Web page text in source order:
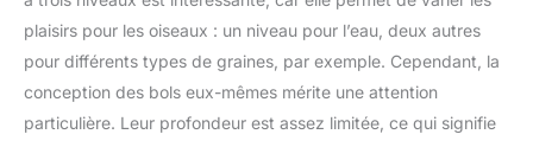
plaisirs pour les oiseaux : un niveau pour l’eau, deux autres
pour différents types de graines, par exemple. Cependant, la
conception des bols eux-mêmes mérite une attention
particulière. Leur profondeur est assez limitée, ce qui signifie